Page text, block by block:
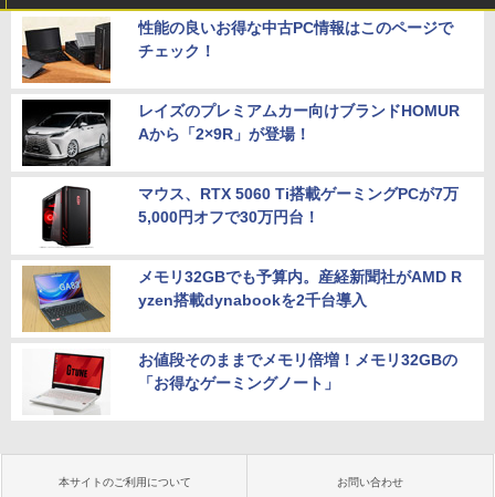
性能の良いお得な中古PC情報はこのページで
チェック！
レイズのプレミアムカー向けブランドHOMUR
Aから「2×9R」が登場！
マウス、RTX 5060 Ti搭載ゲーミングPCが7万
5,000円オフで30万円台！
メモリ32GBでも予算内。産経新聞社がAMD R
yzen搭載dynabookを2千台導入
お値段そのままでメモリ倍増！メモリ32GBの
「お得なゲーミングノート」
本サイトのご利用について お問い合わせ